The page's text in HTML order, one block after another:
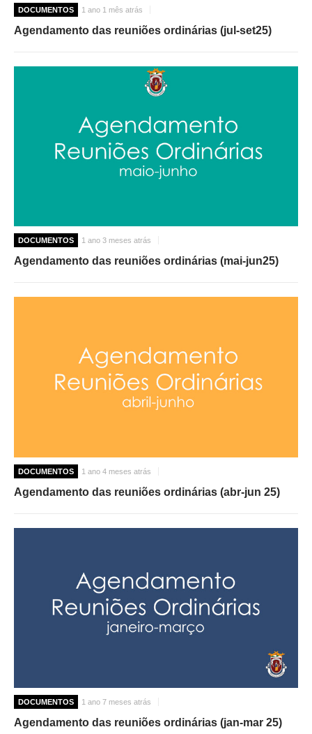
DOCUMENTOS 1 ano 1 mês atrás
Agendamento das reuniões ordinárias (jul-set25)
DOCUMENTOS 1 ano 3 meses atrás
Agendamento das reuniões ordinárias (mai-jun25)
DOCUMENTOS 1 ano 4 meses atrás
Agendamento das reuniões ordinárias (abr-jun 25)
DOCUMENTOS 1 ano 7 meses atrás
Agendamento das reuniões ordinárias (jan-mar 25)